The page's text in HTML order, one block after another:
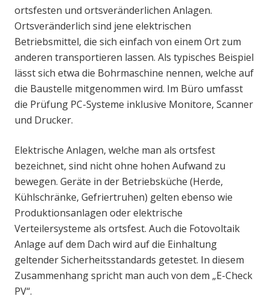
ortsfesten und ortsveränderlichen Anlagen.
Ortsveränderlich sind jene elektrischen
Betriebsmittel, die sich einfach von einem Ort zum
anderen transportieren lassen. Als typisches Beispiel
lässt sich etwa die Bohrmaschine nennen, welche auf
die Baustelle mitgenommen wird. Im Büro umfasst
die Prüfung PC-Systeme inklusive Monitore, Scanner
und Drucker.
Elektrische Anlagen, welche man als ortsfest
bezeichnet, sind nicht ohne hohen Aufwand zu
bewegen. Geräte in der Betriebsküche (Herde,
Kühlschränke, Gefriertruhen) gelten ebenso wie
Produktionsanlagen oder elektrische
Verteilersysteme als ortsfest. Auch die Fotovoltaik
Anlage auf dem Dach wird auf die Einhaltung
geltender Sicherheitsstandards getestet. In diesem
Zusammenhang spricht man auch von dem „E-Check
PV“.